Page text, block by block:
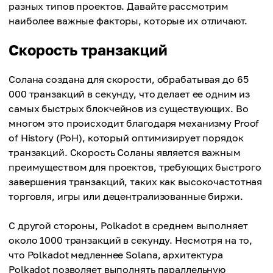
разных типов проектов. Давайте рассмотрим
наиболее важные факторы, которые их отличают.
Скорость транзакций
Солана создана для скорости, обрабатывая до 65
000 транзакций в секунду, что делает ее одним из
самых быстрых блокчейнов из существующих. Во
многом это происходит благодаря механизму Proof
of History (PoH), который оптимизирует порядок
транзакций. Скорость Соланы является важным
преимуществом для проектов, требующих быстрого
завершения транзакций, таких как высокочастотная
торговля, игры или децентрализованные биржи.
С другой стороны, Polkadot в среднем выполняет
около 1000 транзакций в секунду. Несмотря на то,
что Polkadot медленнее Solana, архитектура
Polkadot позволяет выполнять параллельную